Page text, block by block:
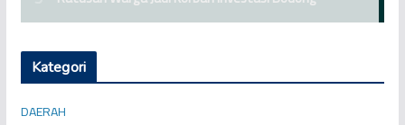
Kategori
DAERAH